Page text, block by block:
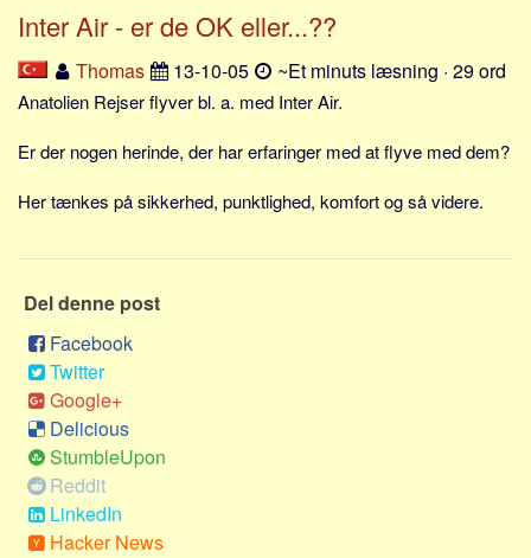
England.dk
JLKM.dk
Spanien
Norge
Thailand
Italien
Grækenland
USA
Alle
Nøgleord
Inter Air - er de OK eller...??
Thomas 13-10-05 ~Et minuts læsning · 29 ord
Anatolien Rejser flyver bl. a. med Inter Air.
Er der nogen herinde, der har erfaringer med at flyve med dem?
Her tænkes på sikkerhed, punktlighed, komfort og så videre.
Del denne post
Facebook
Twitter
Google+
Delicious
StumbleUpon
Reddit
LinkedIn
Hacker News